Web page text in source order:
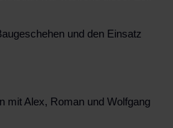
und den Einsatz
mit Alex, Roman und Wolfgang